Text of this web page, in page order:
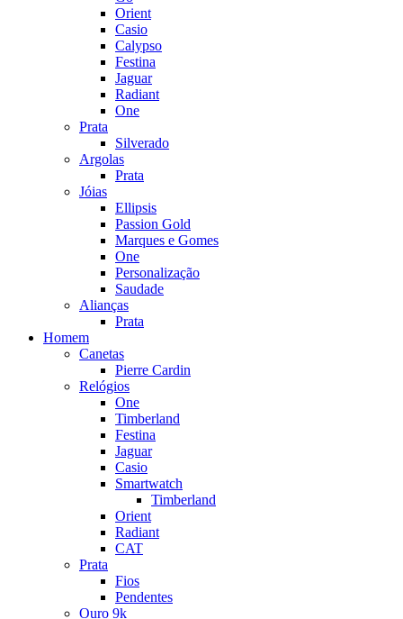
Orient
Casio
Calypso
Festina
Jaguar
Radiant
One
Prata
Silverado
Argolas
Prata
Jóias
Ellipsis
Passion Gold
Marques e Gomes
One
Personalização
Saudade
Alianças
Prata
Homem
Canetas
Pierre Cardin
Relógios
One
Timberland
Festina
Jaguar
Casio
Smartwatch
Timberland
Orient
Radiant
CAT
Prata
Fios
Pendentes
Ouro 9k